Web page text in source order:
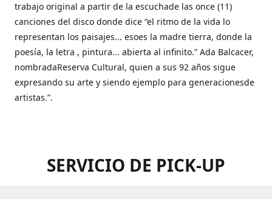
trabajo original a partir de la escuchade las once (11)
canciones del disco donde dice “el ritmo de la vida lo
representan los paisajes... esoes la madre tierra, donde la
poesía, la letra , pintura... abierta al infinito.” Ada Balcacer,
nombradaReserva Cultural, quien a sus 92 años sigue
expresando su arte y siendo ejemplo para generacionesde
artistas.”.
SERVICIO DE PICK-UP